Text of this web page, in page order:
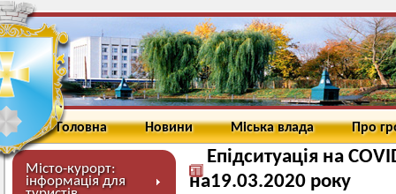
Головна Новини Міська влада Про
Місто-курорт:
інформація для
Епідситуація на
на19.03.2020 року